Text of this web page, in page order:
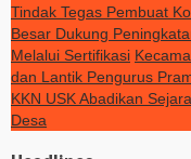
Tindak Tegas Pembuat
Besar Dukung
Melalui Sertifikasi
dan Lantik Pengurus
KKN USK Abadikan
Desa